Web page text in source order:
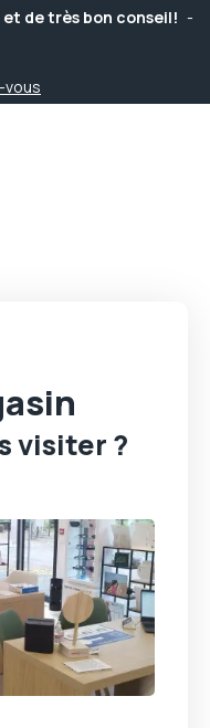
de très bon conseil! -
vous
visiter ?